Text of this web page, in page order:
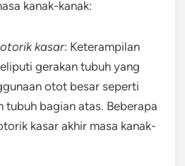
kanak-kanak:
kasar: Keterampilan
gerakan tubuh yang
otot besar seperti
tubuh bagian atas. Beberapa
kasar akhir masa kanak-